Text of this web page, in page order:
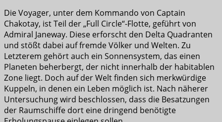
Die Voyager, unter dem Kommando von Captain
Chakotay, ist Teil der „Full Circle“-Flotte, geführt von
Admiral Janeway. Diese erforscht den Delta Quadranten
und stößt dabei auf fremde Völker und Welten. Zu
Letzterem gehört auch ein Sonnensystem, das einen
Planeten beherbergt, der nicht innerhalb der habitablen
Zone liegt. Doch auf der Welt finden sich merkwürdige
Kuppeln, in denen ein Leben möglich ist. Nach näherer
Untersuchung wird beschlossen, dass die Besatzungen
der Raumschiffe dort eine dringend benötigte